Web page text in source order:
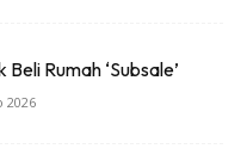
kecil untuk ruang kecil.
Rumah ‘Subsale’
2026